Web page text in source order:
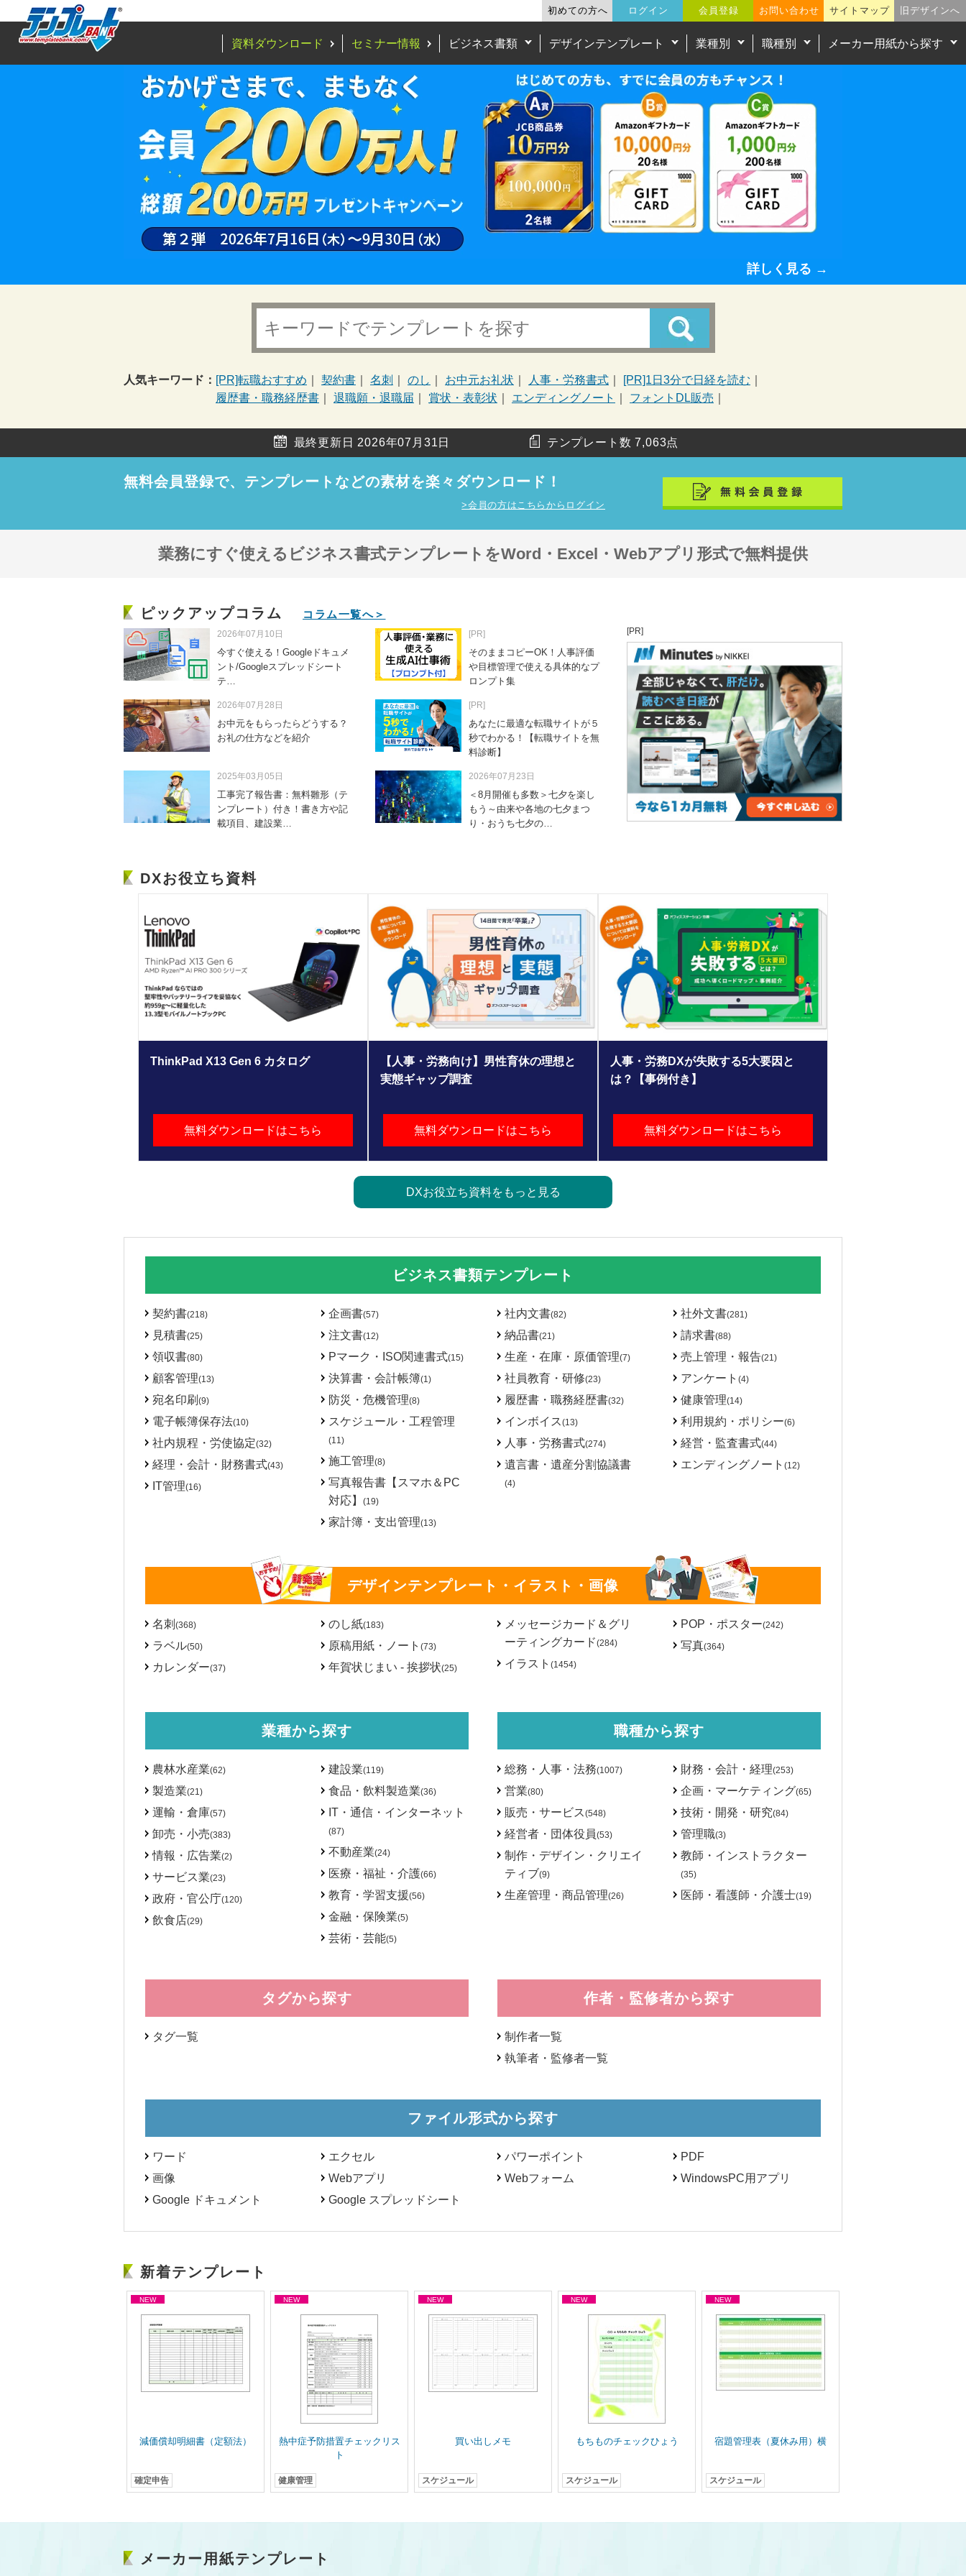
初めての方へ ログイン 会員登録 お問い合わせ サイトマップ 旧デザインへ
資料ダウンロード セミナー情報 ビジネス書類 デザインテンプレート 業種別 職種別 メーカー用紙から探す
詳しく見る →
人気キーワード： [PR]転職おすすめ 契約書 名刺 のし お中元お礼状 人事・労務書式
[PR]1日3分で日経を読む
履歴書・職務経歴書
退職願・退職届 賞状・表彰状 エンディングノート フォントDL販売
最終更新日 2026年07月31日 テンプレート数 7,063点
無料会員登録で、 テンプレートなどの素材を楽々ダウンロード！
>会員の方はこちらからログイン
業務にすぐ使えるビジネス書式テンプレートをWord・Excel・Webアプリ形式で無料提供
ピックアップコラム コラム一覧へ＞
2026年07月10日
今すぐ使える！Googleドキュメ
ント/Googleスプレッドシート
テ…
[PR]
そのままコピーOK！人事評価
や目標管理で使える具体的なプ
ロンプト集
2026年07月28日
お中元をもらったらどうする？
お礼の仕方などを紹介
[PR]
あなたに最適な転職サイトが５
秒でわかる！【転職サイトを無
料診断】
2025年03月05日
工事完了報告書：無料雛形（テ
ンプレート）付き！書き方や記
載項目、建設業…
2026年07月23日
＜8月開催も多数＞七夕を楽し
もう～由来や各地の七夕まつ
り・おうち七夕の…
[PR]
DXお役立ち資料
ThinkPad X13 Gen 6 カタログ
無料ダウンロードはこちら
【人事・労務向け】男性育休の理想と
実態ギャップ調査
無料ダウンロードはこちら
人事・労務DXが失敗する5大要因と
は？【事例付き】
無料ダウンロードはこちら
DXお役立ち資料をもっと見る
ビジネス書類テンプレート
契約書(218)
見積書(25)
領収書(80)
顧客管理(13)
宛名印刷 (9)
電子帳簿保存法(10)
社内規程・労使協定(32)
経理・会計・財務書式(43)
IT管理(16)
企画書(57)
注文書(12)
Pマーク・ISO関連書式(15)
決算書・会計帳簿(1)
防災・危機管理(8)
スケジュール・工程管理
(11)
施工管理(8)
写真報告書【スマホ＆PC
対応】
(19)
家計簿・支出管理(13)
社内文書(82)
納品書(21)
生産・在庫・原価管理(7)
社員教育・研修(23)
履歴書・職務経歴書(32)
インボイス(13)
人事・労務書式(274)
遺言書・遺産分割協議書
(4)
社外文書(281)
請求書(88)
売上管理・報告(21)
アンケート (4)
健康管理(14)
利用規約・ポリシー(6)
経営・監査書式(44)
エンディングノート (12)
デザインテンプレート・イラスト・画像
名刺 (368)
ラベル(50)
カレンダー(37)
のし紙(183)
原稿用紙・ノート (73)
年賀状じまい - 挨拶状(25)
メッセージカード＆グリ
ーティングカード(284)
イラスト (1454)
POP・ポスター(242)
写真(364)
業種から探す
農林水産業(62)
製造業(21)
運輸・倉庫(57)
卸売・小売(383)
情報・広告業(2)
サービス業(23)
政府・官公庁(120)
飲食店(29)
建設業(119)
食品・飲料製造業(36)
IT・通信・インターネット
(87)
不動産業(24)
医療・福祉・介護(66)
教育・学習支援(56)
金融・保険業(5)
芸術・芸能(5)
職種から探す
総務・人事・法務(1007)
営業(80)
販売・サービス(548)
経営者・団体役員(53)
制作・デザイン・クリエイ
ティブ(9)
生産管理・商品管理(26)
財務・会計・経理(253)
企画・マーケティング(65)
技術・開発・研究(84)
管理職(3)
教師・インストラクター
(35)
医師・看護師・介護士(19)
タグから探す
タグ一覧
作者・監修者から探す
制作者一覧
執筆者・監修者一覧
ファイル形式から探す
ワード
画像
Google ドキュメント
エクセル
Webアプリ
Google スプレッドシート
パワーポイント
Webフォーム
PDF
WindowsPC用アプリ
新着テンプレート
減価償却明細書（定額法）
確定申告
熱中症予防措置チェックリス
ト
健康管理
買い出しメモ
スケジュール
もちものチェックひょう
スケジュール
宿題管理表（夏休み用）横
スケジュール
メーカー用紙テンプレート